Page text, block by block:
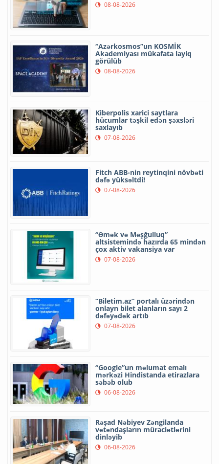
08-08-2026
“Azərkosmos”un KOSMİK
Akademiyası mükafata layiq
görülüb
08-08-2026
Kiberpolis xarici saytlara
hücumlar təşkil edən şəxsləri
saxlayıb
07-08-2026
Fitch ABB-nin reytinqini növbəti
dəfə yüksəltdi!
07-08-2026
“Əmək və Məşğulluq”
altsistemində hazırda 65 mindən
çox aktiv vakansiya var
07-08-2026
“Biletim.az” portalı üzərindən
onlayn bilet alanların sayı 2
dəfəyədək artıb
07-08-2026
“Google”un məlumat emalı
mərkəzi Hindistanda etirazlara
səbəb olub
06-08-2026
Rəşad Nəbiyev Zəngilanda
vətəndaşların müraciətlərini
dinləyib
06-08-2026